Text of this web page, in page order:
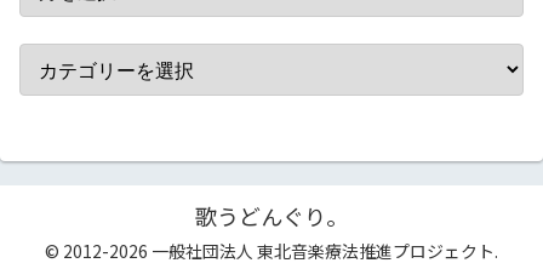
歌うどんぐり。
© 2012-2026 一般社団法人 東北音楽療法推進プロジェクト.